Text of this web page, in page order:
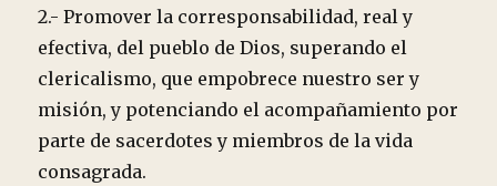
2.- Promover la corresponsabilidad, real y
efectiva, del pueblo de Dios, superando el
clericalismo, que empobrece nuestro ser y
misión, y potenciando el acompañamiento por
parte de sacerdotes y miembros de la vida
consagrada.